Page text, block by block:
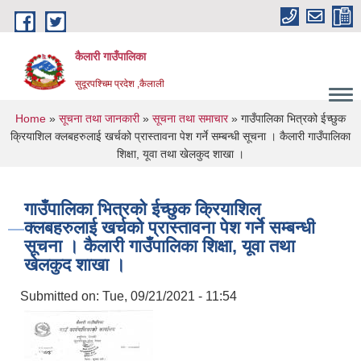
Skip to main content
कैलारी गाउँपालिका
सुदूरपश्चिम प्रदेश ,कैलाली
You are here
Home » सूचना तथा जानकारी» सूचना तथा समाचार» गाउँपालिका भित्रको ईच्छुक
क्रियाशिल क्लबहरुलाई खर्चको प्रास्तावना पेश गर्ने सम्बन्धी सूचना । कैलारी गाउँपालिका
शिक्षा, यूवा तथा खेलकुद शाखा ।
गाउँपालिका भित्रको ईच्छुक क्रियाशिल
क्लबहरुलाई खर्चको प्रास्तावना पेश गर्ने सम्बन्धी
सूचना । कैलारी गाउँपालिका शिक्षा, यूवा तथा
खेलकुद शाखा ।
Submitted on: Tue, 09/21/2021 - 11:54